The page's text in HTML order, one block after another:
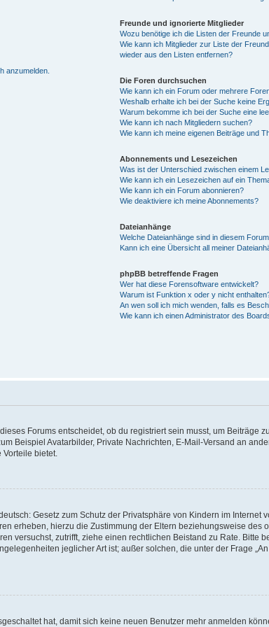
anzumelden.
Freunde und ignorierte Mitglieder
Wozu benötige ich die Listen der Freunde
Wie kann ich Mitglieder zur Liste der
wieder aus den Listen entfernen?
Die Foren durchsuchen
Wie kann ich ein Forum oder mehrere
Weshalb erhalte ich bei der Suche keine
Warum bekomme ich bei der Suche eine
Wie kann ich nach Mitgliedern suchen?
Wie kann ich meine eigenen Beiträge und
Abonnements und Lesezeichen
Was ist der Unterschied zwischen einem
Wie kann ich ein Lesezeichen auf ein
Wie kann ich ein Forum abonnieren?
Wie deaktiviere ich meine Abonnements?
Dateianhänge
Welche Dateianhänge sind in diesem
Kann ich eine Übersicht all meiner
phpBB betreffende Fragen
Wer hat diese Forensoftware entwickelt?
Warum ist Funktion x oder y nicht
An wen soll ich mich wenden, falls es
Wie kann ich einen Administrator des
Forums entscheidet, ob du registriert sein musst, um Beiträge
Beispiel Avatarbilder, Private Nachrichten, E-Mail-Versand an
bietet.
Gesetz zum Schutz der Privatsphäre von Kindern im Internet
erheben, hierzu die Zustimmung der Eltern beziehungsweise des
versuchst, zutrifft, ziehe einen rechtlichen Beistand zu Rate. Bitte
jeglicher Art ist; außer solchen, die unter der Frage
hat, damit sich keine neuen Benutzer mehr anmelden